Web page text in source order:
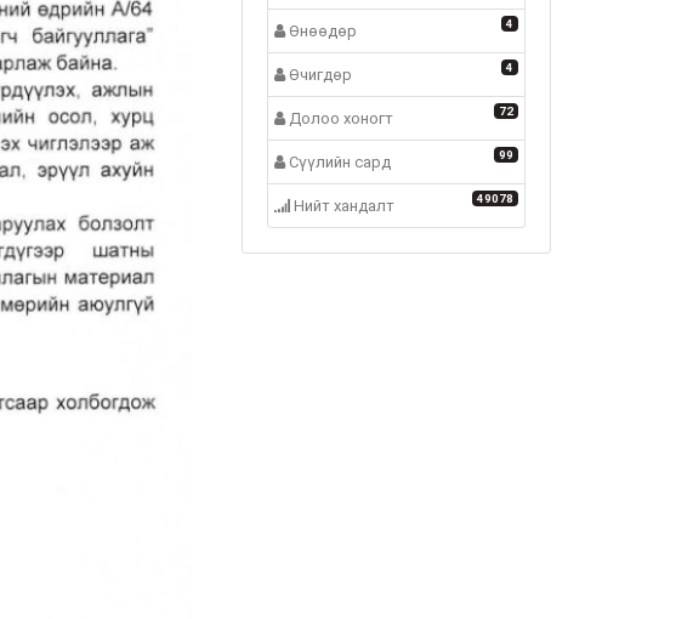
4
Өнөөдөр
4
Өчигдөр
72
Долоо хоногт
99
Сүүлийн сард
49078
Нийт хандалт